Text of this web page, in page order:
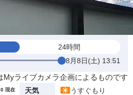
24時間
8月8日(土) 13:51
Myライブカメラ企画によるものです
現在 天気
うすぐもり